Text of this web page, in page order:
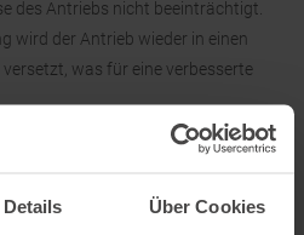
Details Über Cookies
des Antriebs nicht beeinträchtigt.
wird der Antrieb wieder in einen
was für eine verbesserte
Antriebsreinigers trägt zu einer
– für eine reibungslose Fahrt